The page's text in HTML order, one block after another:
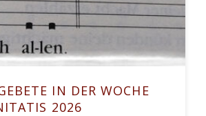
IN DER WOCHE
2026